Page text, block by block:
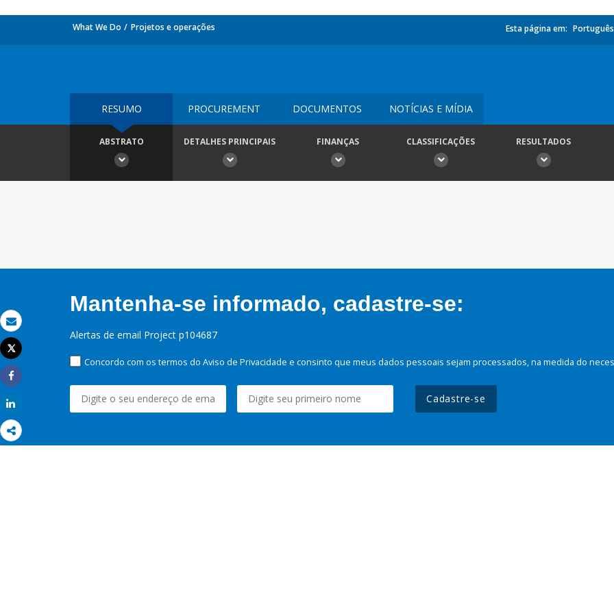
Email
Imprimir
Tweet
Share
What We Do Projetos e operações Esta página em: Português
RESUMO PROCUREMENT DOCUMENTOS NOTÍCIAS E MÍDIA
ABSTRATO DETALHES PRINCIPAIS FINANÇAS CLASSIFICAÇÕES RESULTADOS
Mantenha-se informado, cadastre-se:
Alertas de email Project p104687
Concordo com os termos do Aviso de Privacidade e consinto que meus dados pessoais sejam processados, na medida do
Cadastre-se